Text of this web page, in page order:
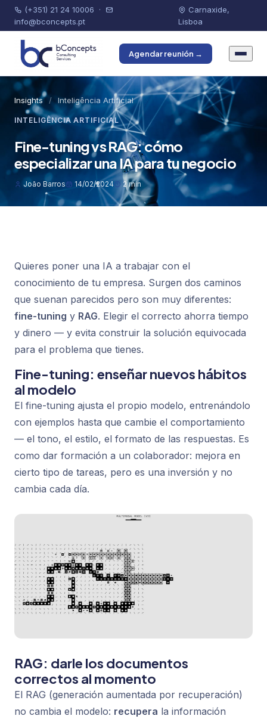
(+351) 21 24 10006 ·
info@bconcepts.pt
Carnaxide,
Lisboa
Agendar reunión →
Insights / Inteligência Artificial
INTELIGÊNCIA ARTIFICIAL
Fine-tuning vs RAG: cómo
especializar una IA para tu negocio
João Barros 14/02/2024 2 min
Quieres poner una IA a trabajar con el
conocimiento de tu empresa. Surgen dos caminos
que suenan parecidos pero son muy diferentes:
fine-tuning y RAG. Elegir el correcto ahorra tiempo
y dinero — y evita construir la solución equivocada
para el problema que tienes.
Fine-tuning: enseñar nuevos hábitos
al modelo
El fine-tuning ajusta el propio modelo, entrenándolo
con ejemplos hasta que cambie el comportamiento
— el tono, el estilo, el formato de las respuestas. Es
como dar formación a un colaborador: mejora en
cierto tipo de tareas, pero es una inversión y no
cambia cada día.
RAG: darle los documentos
correctos al momento
El RAG (generación aumentada por recuperación)
no cambia el modelo: recupera la información